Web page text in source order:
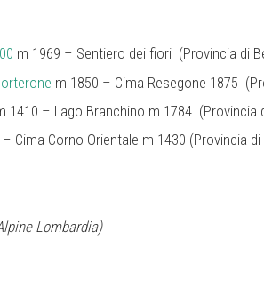
m 1969 – Sentiero dei fiori (Provincia di
m 1850 – Cima Resegone 1875
1410 – Lago Branchino m 1784 (Provincia
Cima Corno Orientale m 1430 (Provincia
Lombardia)